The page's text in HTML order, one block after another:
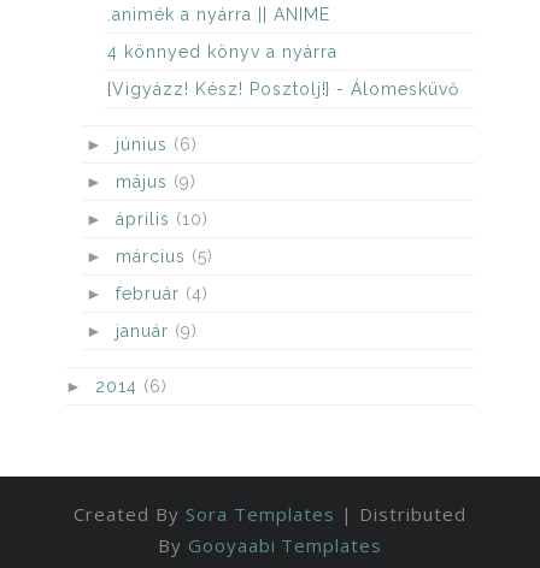
.animék a nyárra || ANIME
4 könnyed könyv a nyárra
{Vigyázz! Kész! Posztolj!} - Álomesküvő
► június (6)
► május (9)
► április (10)
► március (5)
► február (4)
► január (9)
► 2014 (6)
Created By Sora Templates | Distributed
By Gooyaabi Templates